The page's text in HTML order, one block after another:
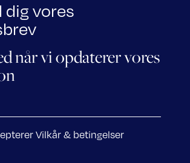
dig vores
når vi opdaterer vores
Vilkår & betingelser